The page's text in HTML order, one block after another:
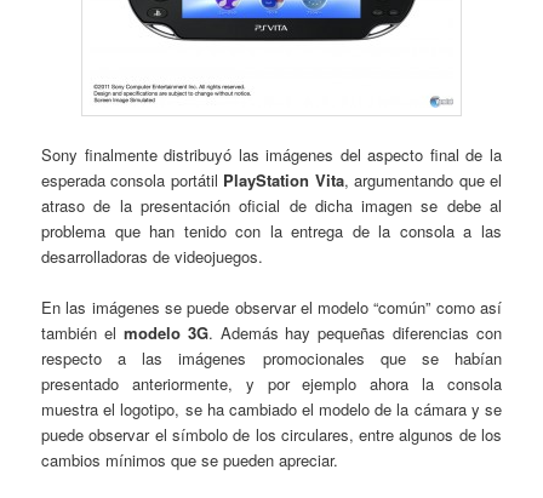
Sony finalmente distribuyó las imágenes del aspecto final de la
esperada consola portátil PlayStation Vita, argumentando que el
atraso de la presentación oficial de dicha imagen se debe al
problema que han tenido con la entrega de la consola a las
desarrolladoras de videojuegos.
En las imágenes se puede observar el modelo “común” como así
también el modelo 3G. Además hay pequeñas diferencias con
respecto a las imágenes promocionales que se habían
presentado anteriormente, y por ejemplo ahora la consola
muestra el logotipo, se ha cambiado el modelo de la cámara y se
puede observar el símbolo de los circulares, entre algunos de los
cambios mínimos que se pueden apreciar.